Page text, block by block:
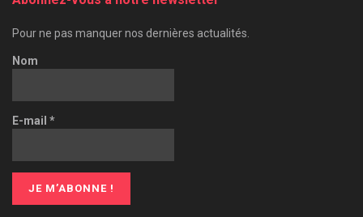
Pour ne pas manquer nos dernières actualités.
Nom
E-mail *